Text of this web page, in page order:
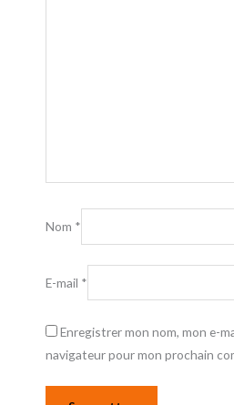
Nom *
E-mail *
Enregistrer mon nom, mon e-
navigateur pour mon prochain